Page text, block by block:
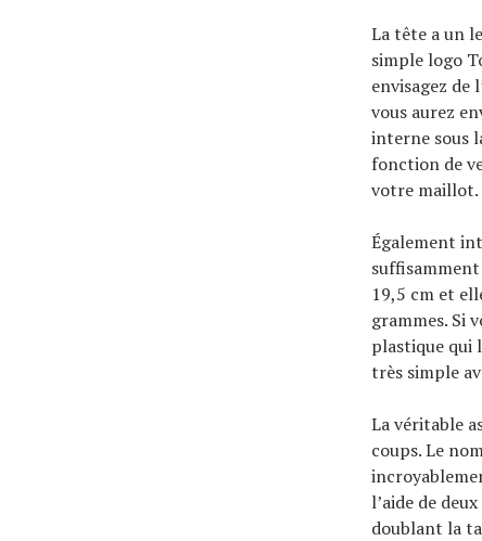
La tête a un
simple logo
envisagez de
vous aurez
interne sous
fonction de
votre maillot.
Également
19,5 cm et
grammes. Si
plastique qui
très simple
La véritable
coups. Le
l’aide de
doublant la